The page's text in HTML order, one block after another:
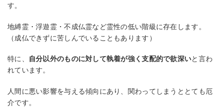
す。
地縛霊・浮遊霊・不成仏霊など霊性の低い階級に存在します。
（成仏できずに苦しんでいることもあります）
特に、 自分以外のものに対して執着が強く支配的で欲深いと言わ
れています。
人間に悪い影響を与える傾向にあり、関わってしまうととても厄
介です。